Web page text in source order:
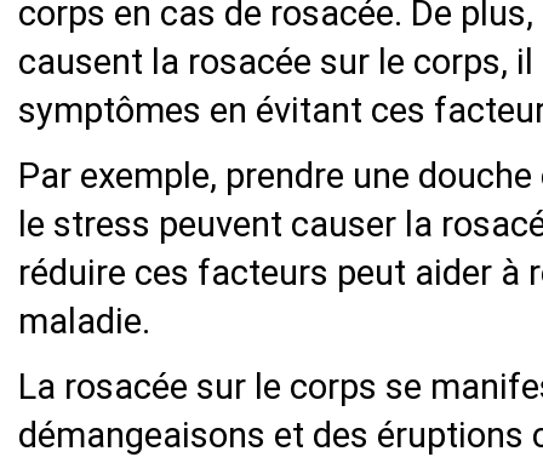
corps en cas de rosacée. De
causent la rosacée sur le corps,
symptômes en évitant ces
Par exemple, prendre une
le stress peuvent causer la
réduire ces facteurs peut aider à
maladie.
La rosacée sur le corps se
démangeaisons et des éruptions